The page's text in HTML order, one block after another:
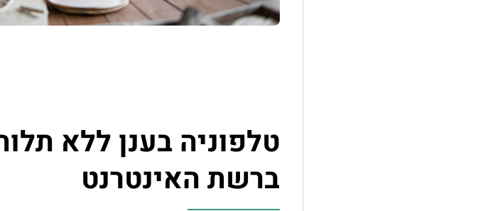
טלפוניה בענן ללא
ברשת האינטרנט